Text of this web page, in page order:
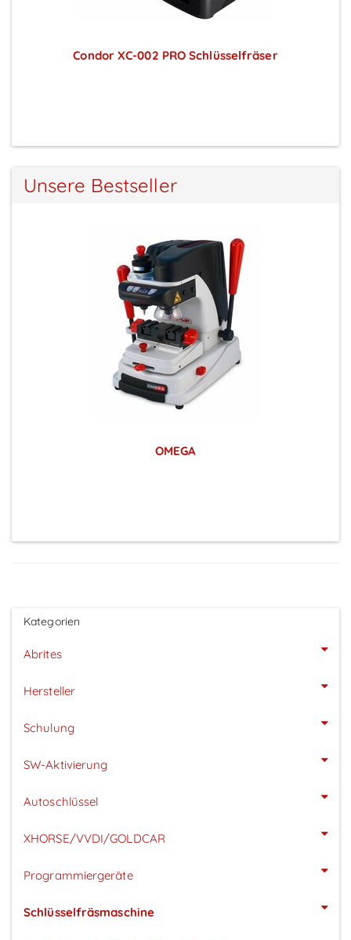
Condor XC-002 PRO Schlüsselfräser
Unsere Bestseller
OMEGA
Kategorien
Abrites
Hersteller
Schulung
SW-Aktivierung
Autoschlüssel
XHORSE/VVDI/GOLDCAR
Programmiergeräte
Schlüsselfräsmaschine